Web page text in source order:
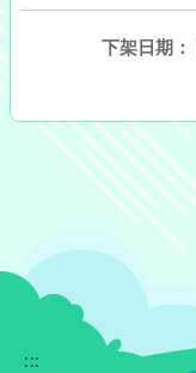
下架日期：
:::